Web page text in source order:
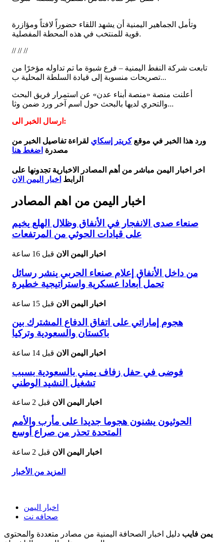
وتأمل الجماهير اليمنية أن يشهد اللقاء حضوراً لافتاً ومؤازرة
قوية للمنتخب في هذه المحطة المفصلية.
// // //
تابعت شركة النفط اليمنية – فرع شبوة ما تم تداوله مؤخرًا من
تصريحات منسوبة إلى قيادة السلطة المحلية ب...
أعلنت منصة «منصة أبناء عدن» عن استمرار فريق البحث
والتحري لديها بالبحث حول اسم آخر ورد ضمن وثا...
ارسال الخبر الى:
ورد هذا الخبر في موقعكريتر إسكاي لقراءة تفاصيل الخبر من
مصدرة اضغط هنا
اخر اخبار اليمن مباشر من أهم المصادر الاخبارية تجدونها على
الرابط اخبار اليمن الان
اخبار اليمن من اهم المصادر
صنعاء صدى الانفجار في الأنفاق وظلال الهلع يخيم
على قيادات الحوثي من المرتفعات
اخبار اليمن الان قبل 16 ساعة
من داخل الأنفاق إعلام صنعاء الحربي ينشر رسائل
تحمل أبعادا عسكرية واستراتيجية خطيرة
اخبار اليمن الان قبل 15 ساعة
هجوم إماراتي على اتفاق الدفاع المشترك بين
باكستان والسعودية وتركيا
اخبار اليمن الان قبل 14 ساعة
فوضى في حفل زفاف يمني بالسعودية بسبب
تشغيل النشيد الوطني
اخبار اليمن الان قبل 2 ساعة
الحوثيون يشنون هجوما جديدا على مأرب والأمم
المتحدة تحذر من صراع أوسع
اخبار اليمن الان قبل 2 ساعة
المزيد من الأخبار
اخبار اليمن
صحافه نت
يمن فايب دليل اخبار الصحافة اليمنية من مصادر متعددة والمحتوى